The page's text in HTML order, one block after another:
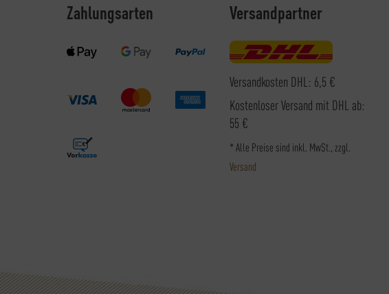
Zahlungsarten Versandpartner
Versandkosten DHL: 6,5 €
Kostenloser Versand mit DHL ab:
55 €
* Alle Preise sind inkl. MwSt., zzgl.
Versand